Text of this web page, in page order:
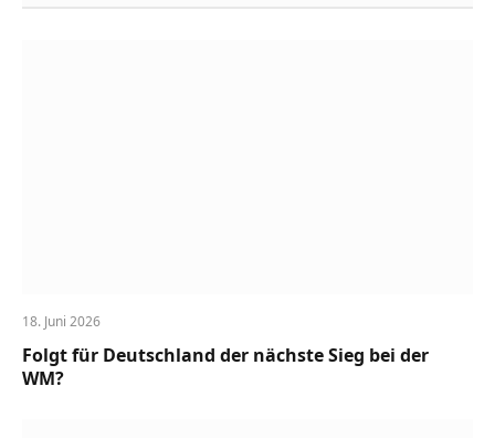
18. Juni 2026
Folgt für Deutschland der nächste Sieg bei der
WM?